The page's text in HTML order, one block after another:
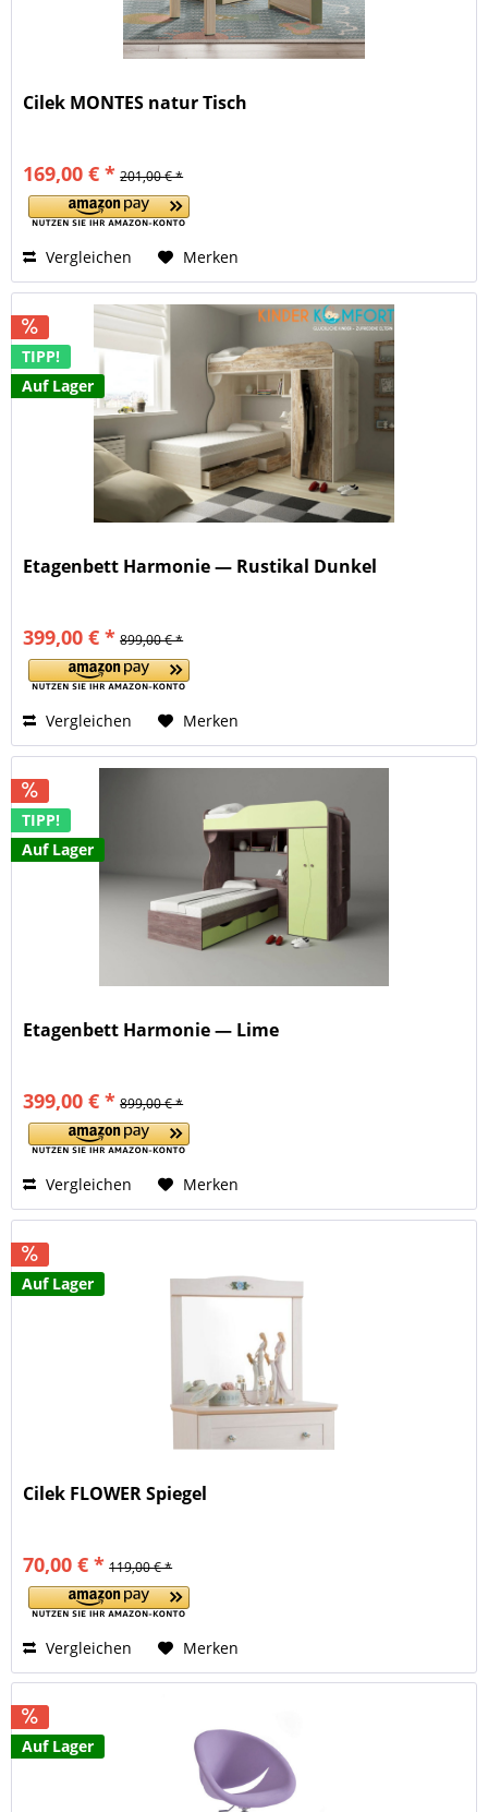
Cilek MONTES natur Tisch
169,00 € * 201,00 € *
Vergleichen Merken
TIPP!
Auf Lager
Etagenbett Harmonie — Rustikal Dunkel
399,00 € * 899,00 € *
Vergleichen Merken
TIPP!
Auf Lager
Etagenbett Harmonie — Lime
399,00 € * 899,00 € *
Vergleichen Merken
Auf Lager
Cilek FLOWER Spiegel
70,00 € * 119,00 € *
Vergleichen Merken
Auf Lager